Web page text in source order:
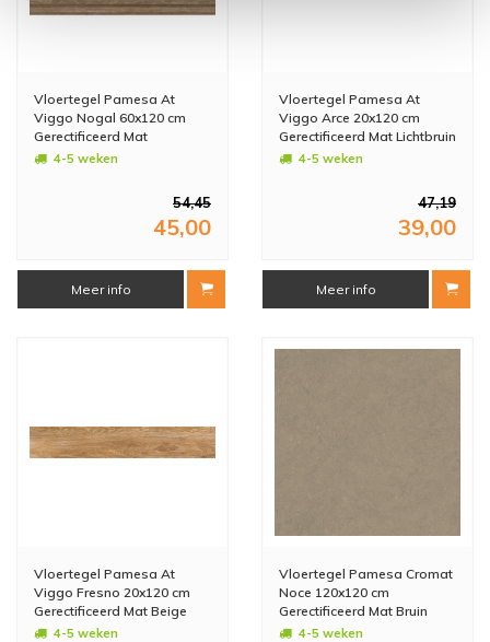
Vloertegel Pamesa At
Viggo Nogal 60x120 cm
Gerectificeerd Mat
Donkerbruin (Prijs Per M2)
4-5 weken
54,45
45,00
Meer info
Vloertegel Pamesa At
Viggo Arce 20x120 cm
Gerectificeerd Mat Lichtbruin
(Prijs Per M2)
4-5 weken
47,19
39,00
Meer info
Vloertegel Pamesa At
Viggo Fresno 20x120 cm
Gerectificeerd Mat Beige
(Prijs Per M2)
4-5 weken
Vloertegel Pamesa Cromat
Noce 120x120 cm
Gerectificeerd Mat Bruin
(Prijs Per M2)
4-5 weken